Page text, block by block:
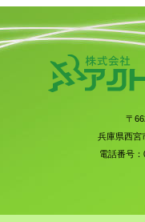
〒
兵庫県西宮
電話番号